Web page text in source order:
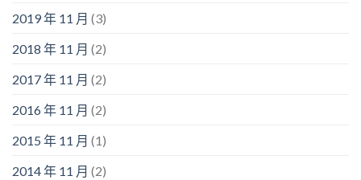
2019 年 11 月 (3)
2018 年 11 月 (2)
2017 年 11 月 (2)
2016 年 11 月 (2)
2015 年 11 月 (1)
2014 年 11 月 (2)